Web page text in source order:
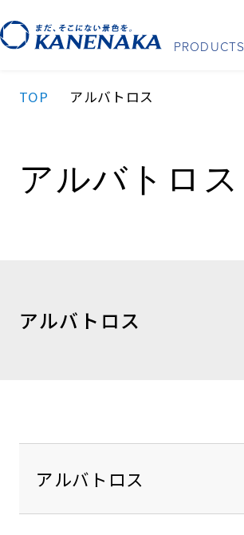
PRODUCTS
TOP アルバトロス
アルバトロス
アルバトロス
アルバトロス